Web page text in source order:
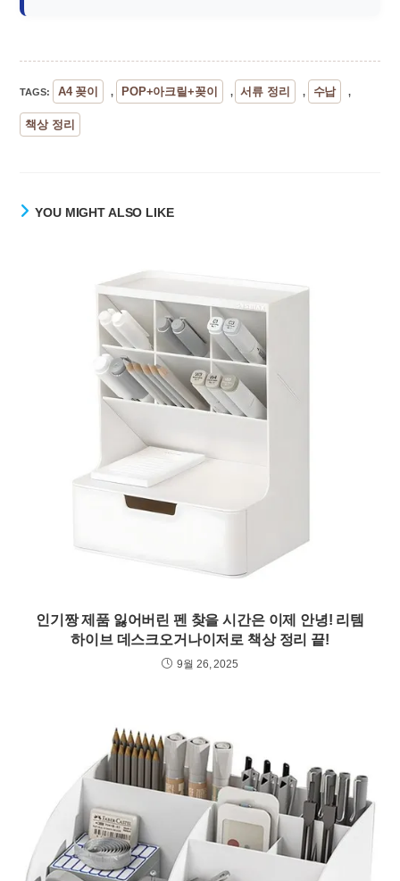
TAGS: A4 꽂이 , POP+아크릴+꽂이 , 서류 정리 , 수납 ,
책상 정리
YOU MIGHT ALSO LIKE
인기짱 제품 잃어버린 펜 찾을 시간은 이제 안녕! 리템
하이브 데스크오거나이저로 책상 정리 끝!
9월 26, 2025